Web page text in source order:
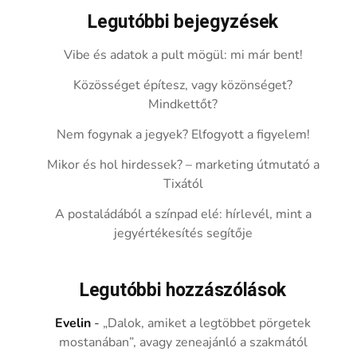
Legutóbbi bejegyzések
Vibe és adatok a pult mögül: mi már bent!
Közösséget építesz, vagy közönséget?
Mindkettőt?
Nem fogynak a jegyek? Elfogyott a figyelem!
Mikor és hol hirdessek? – marketing útmutató a
Tixától
A postaládából a színpad elé: hírlevél, mint a
jegyértékesítés segítője
Legutóbbi hozzászólások
Evelin - „Dalok, amiket a legtöbbet pörgetek
mostanában”, avagy zeneajánló a szakmától